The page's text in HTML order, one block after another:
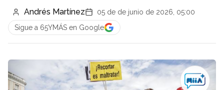
Andrés Martínez
05 de de junio de 2026, 05:00
Sigue a 65YMÁS en Google